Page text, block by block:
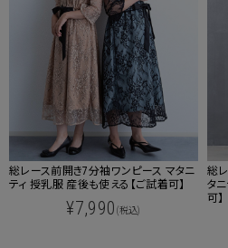
総レース前開き7分袖ワンピース マタニ
ティ 授乳服 産後も使える【ご試着可】
¥7,990 (税込)
総
タ
可】